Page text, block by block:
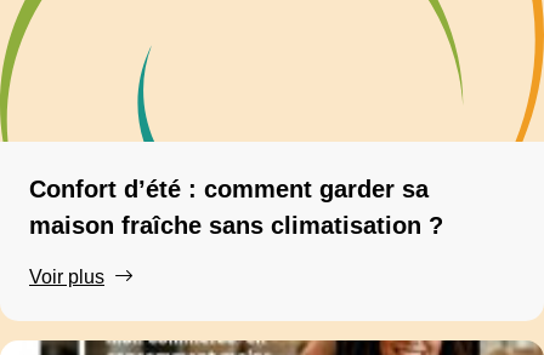
Confort d’été : comment garder sa
maison fraîche sans climatisation ?
Voir plus